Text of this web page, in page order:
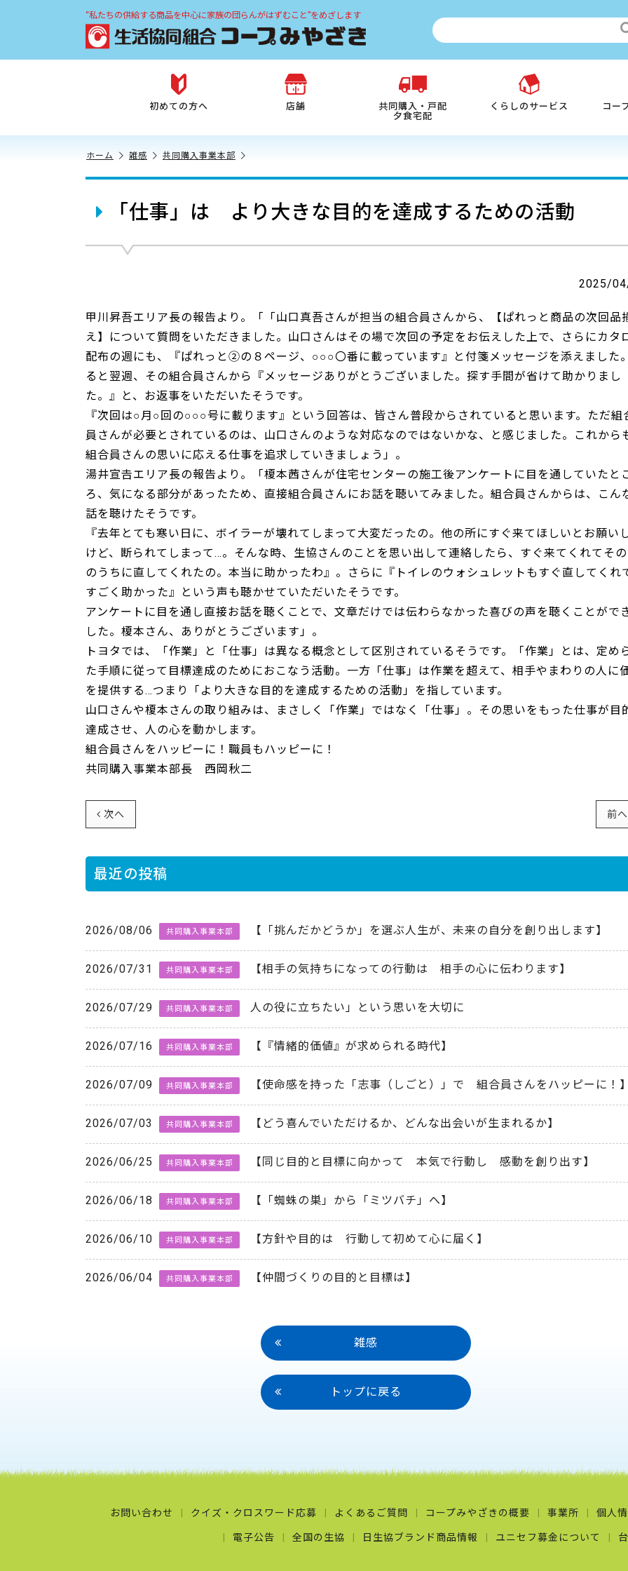
“私たちの供給する商品を中心に家族の団らんがはずむこと”をめざします
初めての方へ 店舗
共同購入・戸配
夕食宅配
くらしのサービス コー
ホーム 雑感 共同購入事業本部
「仕事」は より大きな目的を達成するための活動
2025/
甲川昇吾エリア長の報告より。「「山口真吾さんが担当の組合員さんから、【ぱれっと商品の次回品
え】について質問をいただきました。山口さんはその場で次回の予定をお伝えした上で、さらにカタ
配布の週にも、『ぱれっと②の８ページ、○○○〇番に載っています』と付箋メッセージを添えました
ると翌週、その組合員さんから『メッセージありがとうございました。探す手間が省けて助かりまし
た。』と、お返事をいただいたそうです。
『次回は○月○回の○○○号に載ります』という回答は、皆さん普段からされていると思います。ただ組
員さんが必要とされているのは、山口さんのような対応なのではないかな、と感じました。これから
組合員さんの思いに応える仕事を追求していきましょう」。
湯井宣𠮷エリア長の報告より。「榎本茜さんが住宅センターの施工後アンケートに目を通していたと
ろ、気になる部分があったため、直接組合員さんにお話を聴いてみました。組合員さんからは、こん
話を聴けたそうです。
『去年とても寒い日に、ボイラーが壊れてしまって大変だったの。他の所にすぐ来てほしいとお願い
けど、断られてしまって…。そんな時、生協さんのことを思い出して連絡したら、すぐ来てくれてそ
のうちに直してくれたの。本当に助かったわ』。さらに『トイレのウォシュレットもすぐ直してくれ
すごく助かった』という声も聴かせていただいたそうです。
アンケートに目を通し直接お話を聴くことで、文章だけでは伝わらなかった喜びの声を聴くことがで
した。榎本さん、ありがとうございます」。
トヨタでは、「作業」と「仕事」は異なる概念として区別されているそうです。「作業」とは、定め
た手順に従って目標達成のためにおこなう活動。一方「仕事」は作業を超えて、相手やまわりの人に
を提供する…つまり「より大きな目的を達成するための活動」を指しています。
山口さんや榎本さんの取り組みは、まさしく「作業」ではなく「仕事」。その思いをもった仕事が目
達成させ、人の心を動かします。
組合員さんをハッピーに！職員もハッピーに！
共同購入事業本部長 西岡秋二
次へ 前へ
最近の投稿
2026/08/06 共同購入事業本部 【「挑んだかどうか」を選ぶ人生が、未来の自分を創り出します】
2026/07/31 共同購入事業本部 【相手の気持ちになっての行動は 相手の心に伝わります】
2026/07/29 共同購入事業本部 人の役に立ちたい」という思いを大切に
2026/07/16 共同購入事業本部 【『情緒的価値』が求められる時代】
2026/07/09 共同購入事業本部 【使命感を持った「志事（しごと）」で 組合員さんをハッピーに！
2026/07/03 共同購入事業本部 【どう喜んでいただけるか、どんな出会いが生まれるか】
2026/06/25 共同購入事業本部 【同じ目的と目標に向かって 本気で行動し 感動を創り出す】
2026/06/18 共同購入事業本部 【「蜘蛛の巣」から「ミツバチ」へ】
2026/06/10 共同購入事業本部 【方針や目的は 行動して初めて心に届く】
2026/06/04 共同購入事業本部 【仲間づくりの目的と目標は】
雑感
トップに戻る
お問い合わせ クイズ・クロスワード応募 よくあるご質問 コープみやざきの概要 事業所 個人
電子公告 全国の生協 日生協ブランド商品情報 ユニセフ募金について